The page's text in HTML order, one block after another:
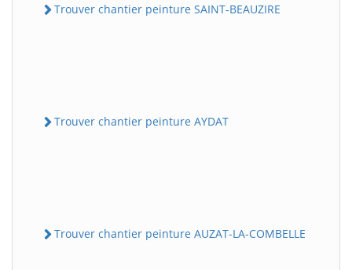
Trouver chantier peinture SAINT-BEAUZIRE
Trouver chantier peinture AYDAT
Trouver chantier peinture AUZAT-LA-COMBELLE